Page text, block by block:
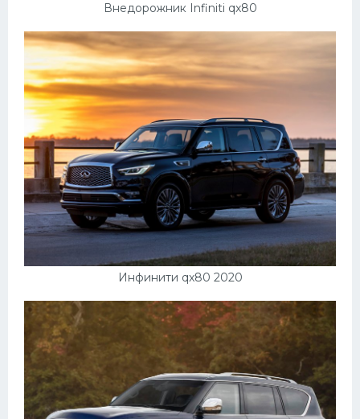
Внедорожник Infiniti qx80
Инфинити qx80 2020